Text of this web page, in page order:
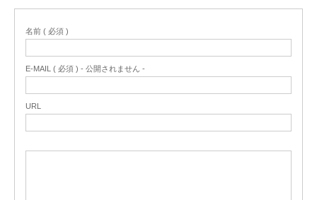
名前 ( 必須 )
E-MAIL ( 必須 ) - 公開されません -
URL